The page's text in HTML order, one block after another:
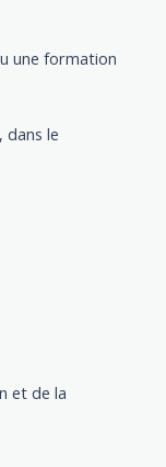
une formation
dans le
et de la